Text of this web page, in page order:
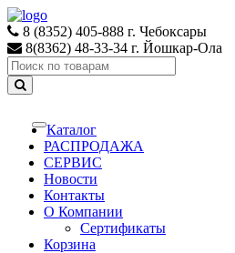
Skip
to
navigation
Skip
to
content
8 (8352) 405-888 г. Чебоксары
8(8362) 48-33-34 г. Йошкар-Ола
Search
for:
Toggle
navigation
Каталог
РАСПРОДАЖА
СЕРВИС
Новости
Контакты
О Компании
Сертификаты
Корзина